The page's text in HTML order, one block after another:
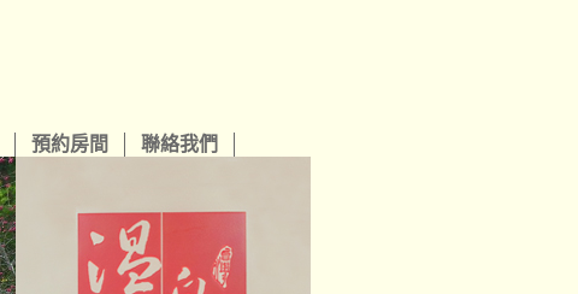
預約房間 聯絡我們